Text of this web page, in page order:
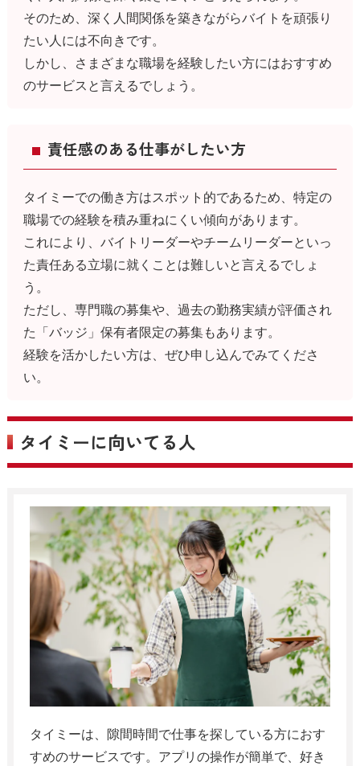
そのため、深く人間関係を築きながらバイトを頑張り
たい人には不向きです。
しかし、さまざまな職場を経験したい方にはおすすめ
のサービスと言えるでしょう。
責任感のある仕事がしたい方
タイミーでの働き方はスポット的であるため、特定の
職場での経験を積み重ねにくい傾向があります。
これにより、バイトリーダーやチームリーダーといっ
た責任ある立場に就くことは難しいと言えるでしょ
う。
ただし、専門職の募集や、過去の勤務実績が評価され
た「バッジ」保有者限定の募集もあります。
経験を活かしたい方は、ぜひ申し込んでみてくださ
い。
タイミーに向いてる人
タイミーは、隙間時間で仕事を探している方におす
すめのサービスです。アプリの操作が簡単で、好き